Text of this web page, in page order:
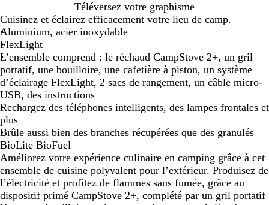
r
a
n
g
e
Téléversez votre graphisme
Cuisinez et éclairez efficacement votre lieu de camp.
Aluminium, acier inoxydable
FlexLight
L’ensemble comprend : le réchaud CampStove 2+, un gril
portatif, une bouilloire, une cafetière à piston, un système
d’éclairage FlexLight, 2 sacs de rangement, un câble micro-
USB, des instructions
Rechargez des téléphones intelligents, des lampes frontales et
plus
Brûle aussi bien des branches récupérées que des granulés
BioLite BioFuel
Améliorez votre expérience culinaire en camping grâce à cet
ensemble de cuisine polyvalent pour l’extérieur. Produisez de
l’électricité et profitez de flammes sans fumée, grâce au
dispositif primé CampStove 2+, complété par un gril portatif